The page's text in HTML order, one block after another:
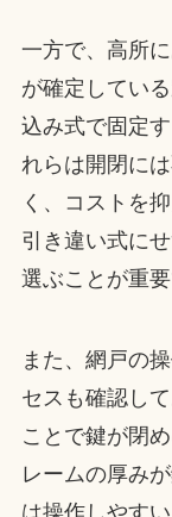
一方で、高所
が確定してい
込み式で固定
れらは開閉に
く、コストを
引き違い式に
選ぶことが重要
また、網戸の
セスも確認し
ことで鍵が閉
レームの厚み